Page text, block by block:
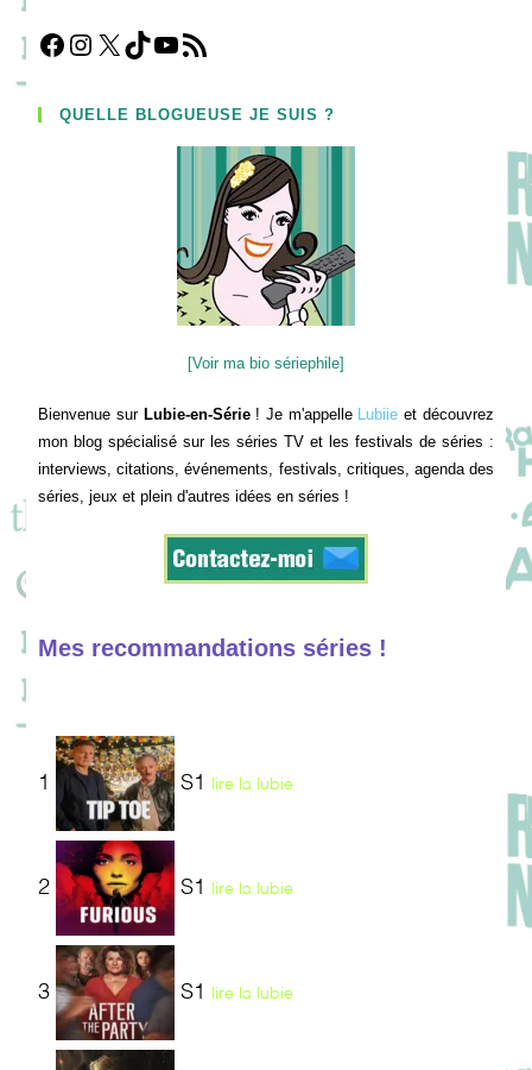
Facebook
Instagram
X TikTokYouTube
Flux RSS
QUELLE BLOGUEUSE JE SUIS ?
[Voir ma bio sériephile]
Bienvenue sur Lubie-en-Série! Je m'appelle Lubiie et découvrez
mon blog spécialisé sur les séries TV et les festivals de séries :
interviews, citations, événements, festivals, critiques, agenda des
séries, jeux et plein d'autres idées en séries !
Mes recommandations séries !
1 S1 lire la lubie
2 S1 lire la lubie
3 S1 lire la lubie